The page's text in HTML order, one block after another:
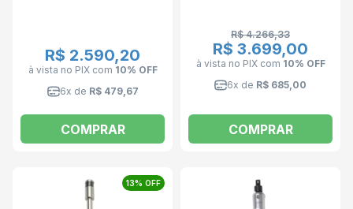
R$ 2.590,20
à vista no PIX com 10% OFF
6x de R$ 479,67
COMPRAR
R$ 4.266,33
R$ 3.699,00
à vista no PIX com 10% OFF
6x de R$ 685,00
COMPRAR
13% OFF